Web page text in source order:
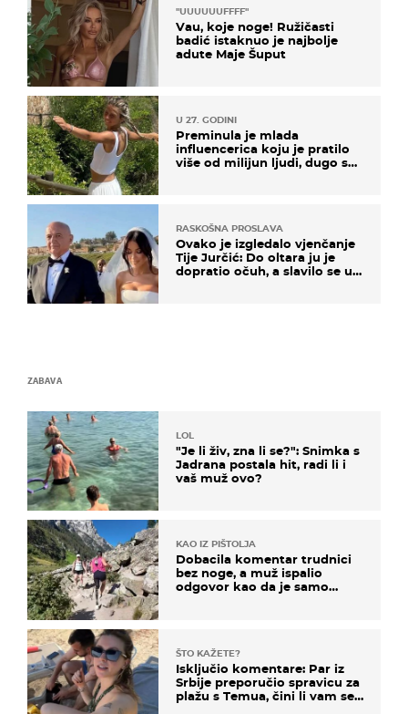
"UUUUUUFFFF"
Vau, koje noge! Ružičasti
badić istaknuo je najbolje
adute Maje Šuput
U 27. GODINI
Preminula je mlada
influencerica koju je pratilo
više od milijun ljudi, dugo se
RASKOŠNA PROSLAVA
Ovako je izgledalo vjenčanje
Tije Jurčić: Do oltara ju je
dopratio očuh, a slavilo se uz
ZABAVA
LOL
"Je li živ, zna li se?": Snimka s
Jadrana postala hit, radi li i
vaš muž ovo?
KAO IZ PIŠTOLJA
Dobacila komentar trudnici
bez noge, a muž ispalio
odgovor kao da je samo
ŠTO KAŽETE?
Isključio komentare: Par iz
Srbije preporučio spravicu za
plažu s Temua, čini li vam se